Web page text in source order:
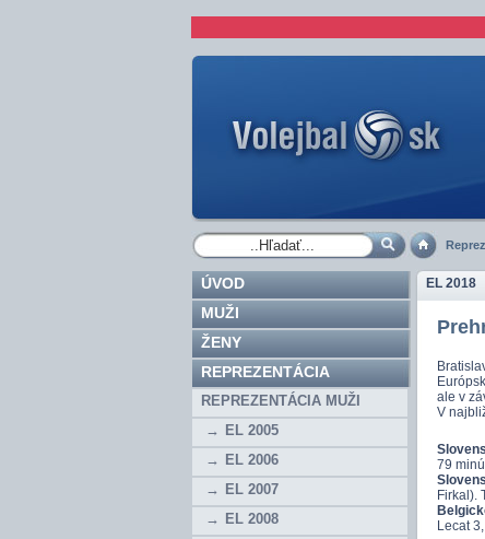
ÚVOD
MUŽI
ŽENY
REPREZENTÁCIA
REPREZENTÁCIA MUŽI
EL 2005
EL 2006
EL 2007
EL 2008
EL 2018
ale v
V
79
Firkal).
Lecat